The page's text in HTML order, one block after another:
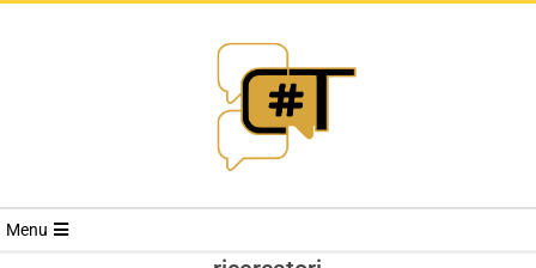
RIVISTA
Menu